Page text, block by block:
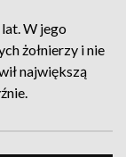
W jego
żołnierzy i nie
największą